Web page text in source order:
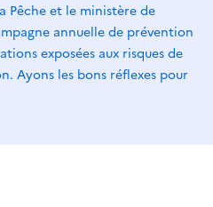
Pêche et le ministère de
annuelle de prévention
exposées aux risques de
Ayons les bons réflexes pour